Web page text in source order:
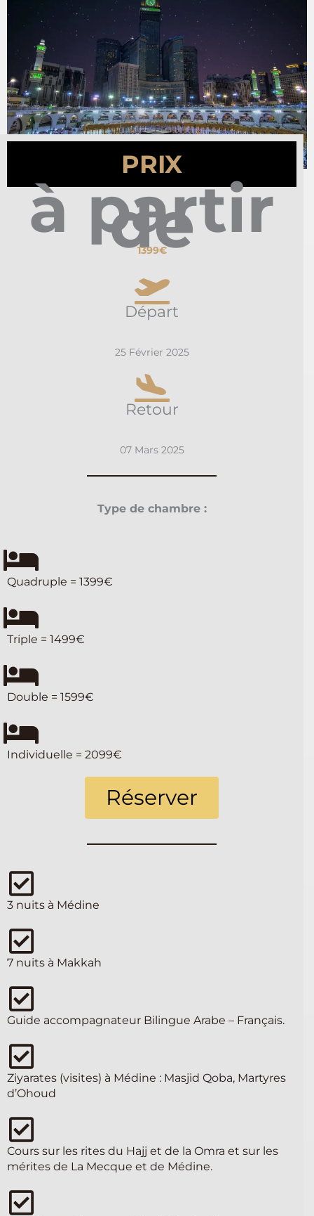
PRIX
à partir
de
1399€
Départ
25 Février 2025
Retour
07 Mars 2025
Type de chambre :
Quadruple = 1399€
Triple = 1499€
Double = 1599€
Individuelle = 2099€
Réserver
3 nuits à Médine
7 nuits à Makkah
Guide accompagnateur Bilingue Arabe – Français.
Ziyarates (visites) à Médine : Masjid Qoba, Martyres
d’Ohoud
Cours sur les rites du Hajj et de la Omra et sur les
mérites de La Mecque et de Médine.